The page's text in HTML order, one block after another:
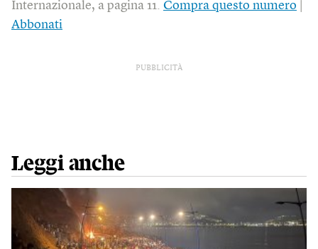
Internazionale, a pagina 11. Compra questo numero
Abbonati
PUBBLICITÀ
Leggi anche